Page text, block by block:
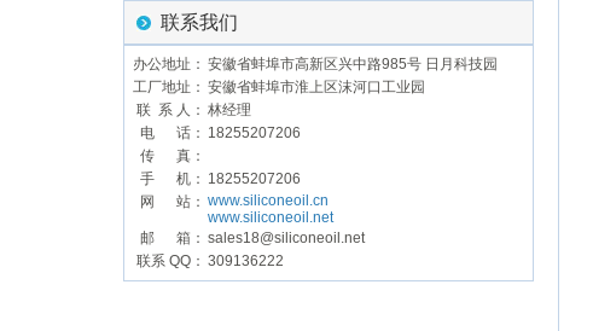
联系我们
办公地址： 安徽省蚌埠市高新区兴中路985号 日月科技园
工厂地址： 安徽省蚌埠市淮上区沫河口工业园
联 系 人： 林经理
电 话： 18255207206
传 真：
手 机： 18255207206
网 站： www.siliconeoil.cn
www.siliconeoil.net
邮 箱： sales18@siliconeoil.net
联系 QQ： 309136222